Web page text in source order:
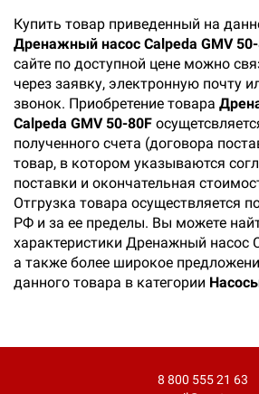
Купить товар приведенный на
Дренажный насос Calpeda GMV
сайте по доступной цене можно
через заявку, электронную почту
звонок. Приобретение товара
Calpeda GMV 50-80F
полученного счета (договора
товар, в котором указываются
поставки и окончательная
Отгрузка товара осуществляется
РФ и за ее пределы. Вы можете
характеристики Дренажный насос
а также более широкое
данного товара в категории
8 800 555 21 63